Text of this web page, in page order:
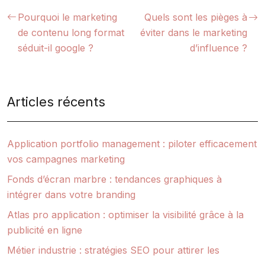
Pourquoi le marketing
de contenu long format
séduit-il google ?
Quels sont les pièges à
éviter dans le marketing
d’influence ?
Articles récents
Application portfolio management : piloter efficacement
vos campagnes marketing
Fonds d’écran marbre : tendances graphiques à
intégrer dans votre branding
Atlas pro application : optimiser la visibilité grâce à la
publicité en ligne
Métier industrie : stratégies SEO pour attirer les